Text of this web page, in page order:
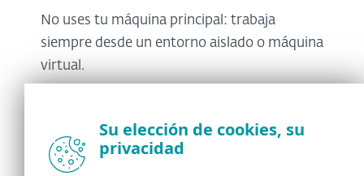
No uses tu máquina principal: trabaja
siempre desde un entorno aislado o máquina
virtual.
sistema y hashes antes y después de la
ejecución.
Su elección de cookies, su
privacidad